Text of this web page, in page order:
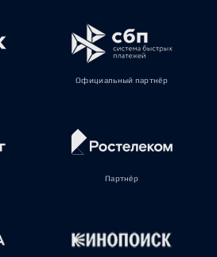
Официальный партнёр
Партнёр